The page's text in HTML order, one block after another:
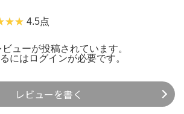
4.5点
ューが投稿されています。
には ログインが必要です。
レビューを書く